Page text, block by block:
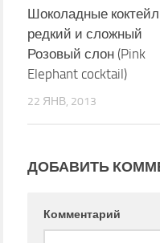
Шоколадные
редкий и сложный
Розовый слон (Pink
Elephant cocktail)
22 ЯНВ, 2013
ДОБАВИТЬ
Комментарий